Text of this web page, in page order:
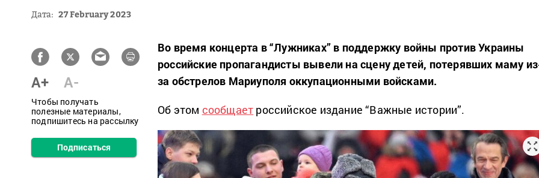
Дата: 27 February 2023
A+ A-
Чтобы получать
полезные материалы,
подпишитесь на рассылку
Подписаться
Во время концерта в “Лужниках” в поддержку войны против Украины
российские пропагандисты вывели на сцену детей, потерявших маму
за обстрелов Мариуполя оккупационными войсками.
Об этом сообщает российское издание “Важные истории”.